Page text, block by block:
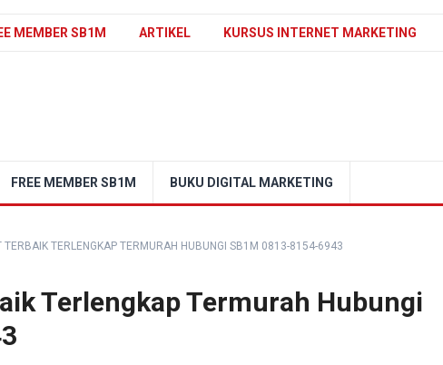
MEMBER SB1M ARTIKEL KURSUS INTERNET MARKETING
FREE MEMBER SB1M BUKU DIGITAL MARKETING
TERBAIK TERLENGKAP TERMURAH HUBUNGI SB1M 0813-8154-6943
Terlengkap Termurah Hubungi